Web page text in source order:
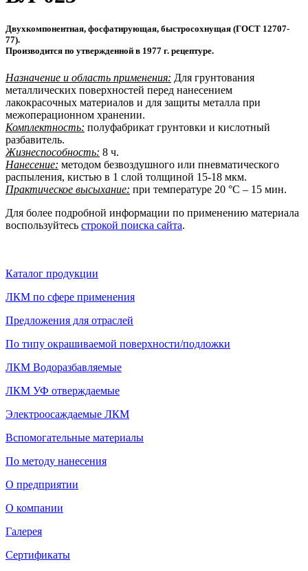
Двухкомпонентная, фосфатирующая, быстросохнущая (ГОСТ 12707-
77).
Производится по утвержденной в 1977 г. рецептуре.
Назначение и область применения: Для грунтования
металлических поверхностей перед нанесением
лакокрасочных материалов и для защиты металла при
межоперационном хранении.
Комплектность: полуфабрикат грунтовки и кислотный
разбавитель.
Жизнеспособность: 8 ч.
Нанесение: методом безвоздушного или пневматического
распыления, кистью в 1 слой толщиной 15‑18 мкм.
Практическое высыхание: при температуре 20 °С – 15 мин.
Для более подробной информации по применению материала
воспользуйтесь строкой поиска сайта.
Каталог продукции
ЛКМ по сфере применения
Предложения для отраслей
По типу окрашиваемой поверхности/подложки
ЛКМ Водоразбавляемые
ЛКМ УФ отверждаемые
Электроосаждаемые ЛКМ
Вспомогательные материалы
По методу нанесения
О предприятии
О компании
Галерея
Сертификаты